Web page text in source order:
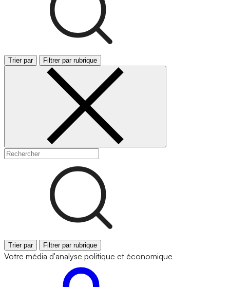
Trier par Filtrer par rubrique
Trier par Filtrer par rubrique
Votre média d'analyse politique et économique